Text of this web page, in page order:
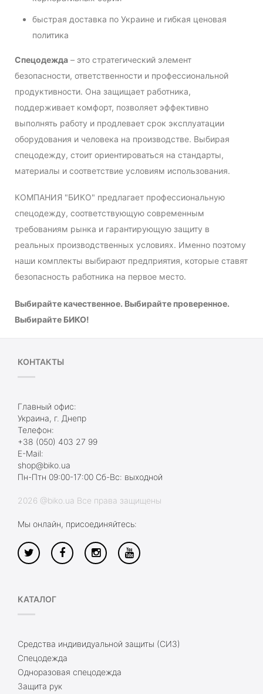
быстрая доставка по Украине и гибкая ценовая
политика
Спецодежда – это стратегический элемент
безопасности, ответственности и профессиональной
продуктивности. Она защищает работника,
поддерживает комфорт, позволяет эффективно
выполнять работу и продлевает срок эксплуатации
оборудования и человека на производстве. Выбирая
спецодежду, стоит ориентироваться на стандарты,
материалы и соответствие условиям использования.
КОМПАНИЯ "БИКО" предлагает профессиональную
спецодежду, соответствующую современным
требованиям рынка и гарантирующую защиту в
реальных производственных условиях. Именно поэтому
наши комплекты выбирают предприятия, которые ставят
безопасность работника на первое место.
Выбирайте качественное. Выбирайте проверенное.
Выбирайте БИКО!
КОНТАКТЫ
Главный офис:
Украина, г. Днепр
Телефон:
+38 (050) 403 27 99
E-Mail:
shop@biko.ua
Пн-Птн 09:00-17:00 Сб-Вс: выходной
2026 @biko.ua Все права защищены
Мы онлайн, присоединяйтесь:
КАТАЛОГ
Средства индивидуальной защиты (СИЗ)
Спецодежда
Одноразовая спецодежда
Защита рук